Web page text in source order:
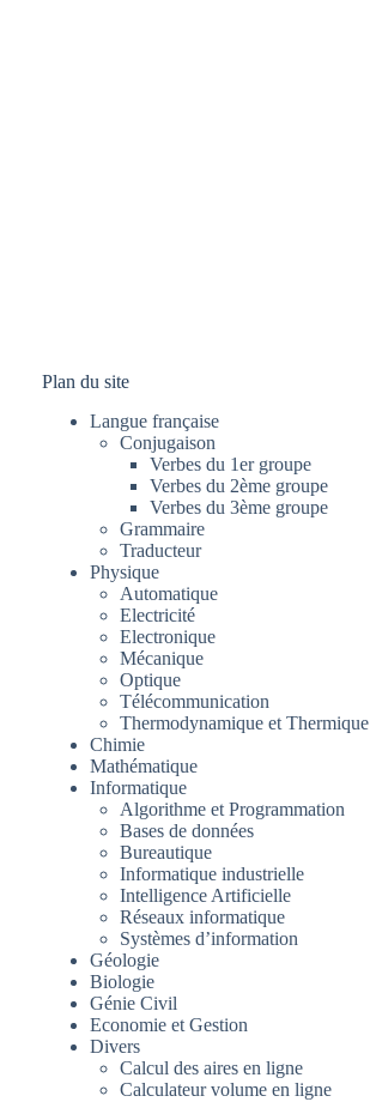
Plan du site
Langue française
Conjugaison
Verbes du 1er groupe
Verbes du 2ème groupe
Verbes du 3ème groupe
Grammaire
Traducteur
Physique
Automatique
Electricité
Electronique
Mécanique
Optique
Télécommunication
Thermodynamique et Thermique
Chimie
Mathématique
Informatique
Algorithme et Programmation
Bases de données
Bureautique
Informatique industrielle
Intelligence Artificielle
Réseaux informatique
Systèmes d’information
Géologie
Biologie
Génie Civil
Economie et Gestion
Divers
Calcul des aires en ligne
Calculateur volume en ligne